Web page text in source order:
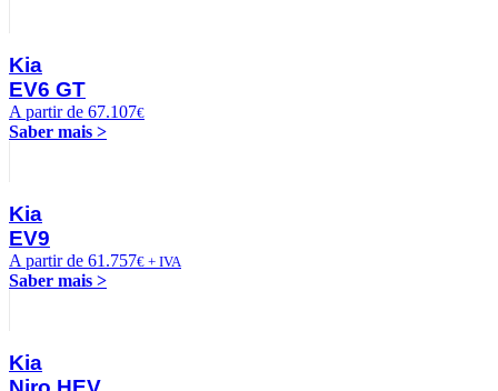
Kia
EV6 GT
A partir de 67.107€
Saber mais >
Kia
EV9
A partir de 61.757€ + IVA
Saber mais >
Kia